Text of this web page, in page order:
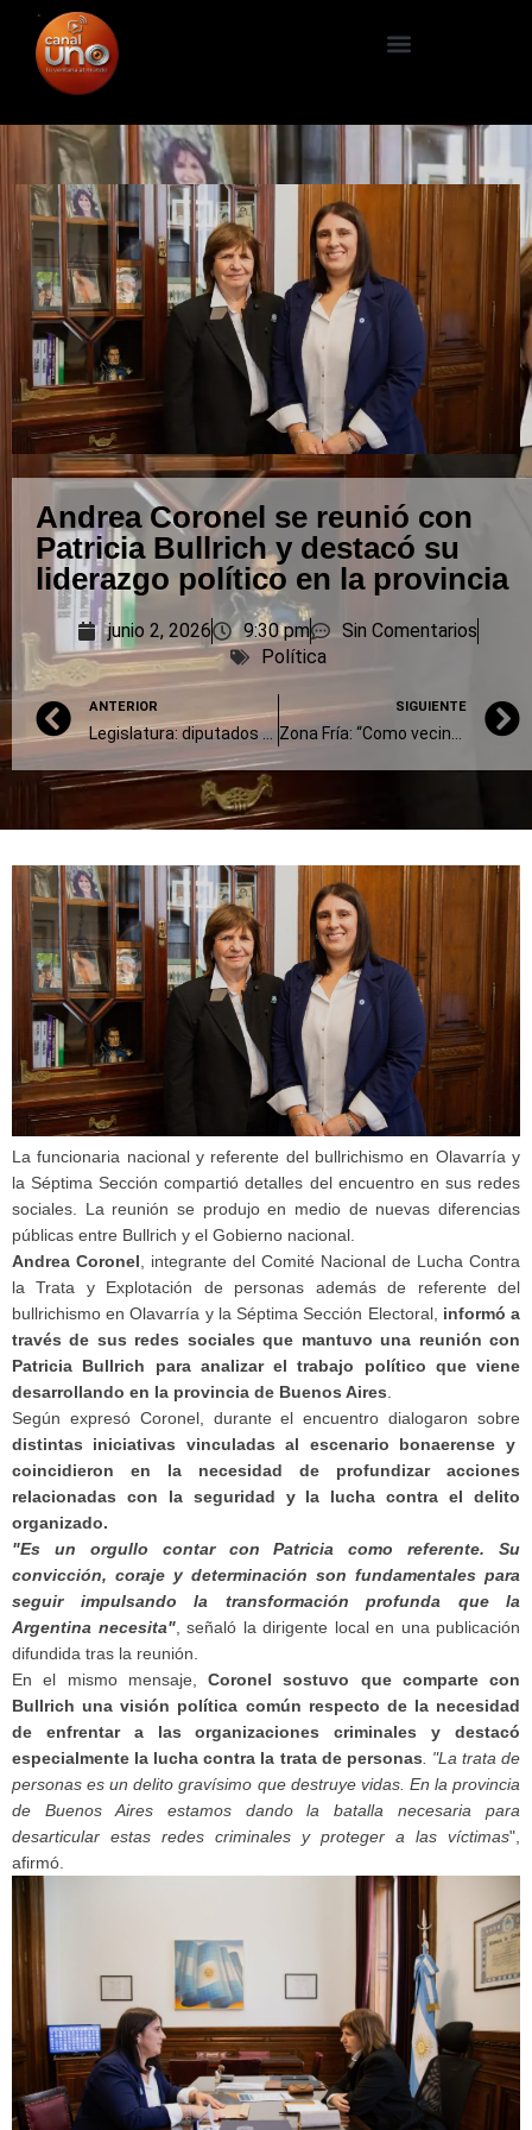
Andrea Coronel se reunió con
Patricia Bullrich y destacó su
liderazgo político en la provincia
junio 2, 2026 9:30 pm
Sin Comentarios
Política
ANTERIOR
Legislatura: diputados provinciales rechazaron los cambios en Zona Fría
SIGUIENTE
Zona Fría: “Como vecinos de Olavarría tenemos derecho de pedir que no seamos excluidos”
La funcionaria nacional y referente del bullrichismo en Olavarría y
la Séptima Sección compartió detalles del encuentro en sus redes
sociales. La reunión se produjo en medio de nuevas diferencias
públicas entre Bullrich y el Gobierno nacional.
Andrea Coronel , integrante del Comité Nacional de Lucha Contra
la Trata y Explotación de personas además de referente del
bullrichismo en Olavarría y la Séptima Sección Electoral, informó a
través de sus redes sociales que mantuvo una reunión con
Patricia Bullrich para analizar el trabajo político que viene
desarrollando en la provincia de Buenos Aires
Según expresó Coronel, durante el encuentro dialogaron sobre
distintas iniciativas vinculadas al escenario bonaerense y
coincidieron en la necesidad de profundizar acciones
relacionadas con la seguridad y la lucha contra el delito
organizado.
"Es un orgullo contar con Patricia como referente. Su
convicción, coraje y determinación son fundamentales para
seguir impulsando la transformación profunda que la
Argentina necesita", señaló la dirigente local en una publicación
difundida tras la reunión.
En el mismo mensaje, Coronel sostuvo que comparte con
Bullrich una visión política común respecto de la necesidad
de enfrentar a las organizaciones criminales y destacó
especialmente la lucha contra la trata de personas . "La trata de
personas es un delito gravísimo que destruye vidas. En la provincia
de Buenos Aires estamos dando la batalla necesaria para
desarticular estas redes criminales y proteger a las víctimas",
afirmó.